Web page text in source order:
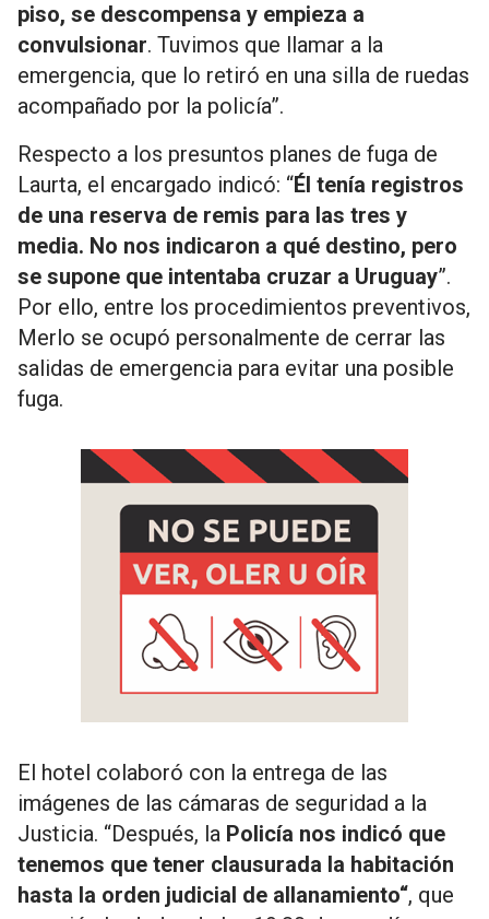
piso, se descompensa y empieza a
convulsionar. Tuvimos que llamar a la
emergencia, que lo retiró en una silla de ruedas
acompañado por la policía”.
Respecto a los presuntos planes de fuga de
Laurta, el encargado indicó: “Él tenía registros
de una reserva de remis para las tres y
media. No nos indicaron a qué destino, pero
se supone que intentaba cruzar a Uruguay”.
Por ello, entre los procedimientos preventivos,
Merlo se ocupó personalmente de cerrar las
salidas de emergencia para evitar una posible
fuga.
El hotel colaboró con la entrega de las
imágenes de las cámaras de seguridad a la
Justicia. “Después, la Policía nos indicó que
tenemos que tener clausurada la habitación
hasta la orden judicial de allanamiento“, que